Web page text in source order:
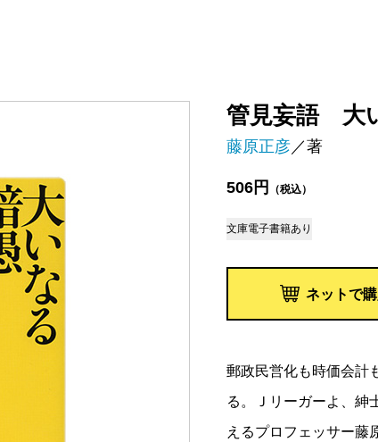
管見妄語 大
藤原正彦／著
506円 （税込）
文庫電子書籍あり
ネットで
郵政民営化も時価会計
る。Ｊリーガーよ、紳
えるプロフェッサー藤